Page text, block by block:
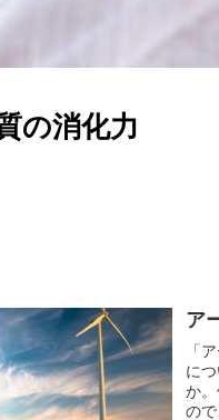
の消化力
ア
「
に
か
の